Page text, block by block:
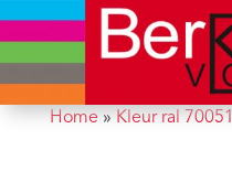
Home» Kleur ral 70051